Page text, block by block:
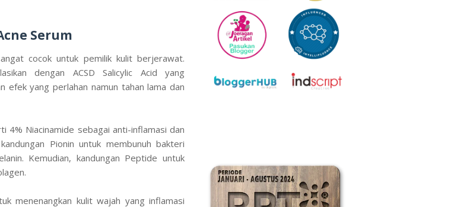
Serum
cocok untuk pemilik kulit berjerawat.
dengan ACSD Salicylic Acid yang
efek yang perlahan namun tahan lama dan
4% Niacinamide sebagai anti-inflamasi dan
Pionin untuk membunuh bakteri
Kemudian, kandungan Peptide untuk
menenangkan kulit wajah yang inflamasi